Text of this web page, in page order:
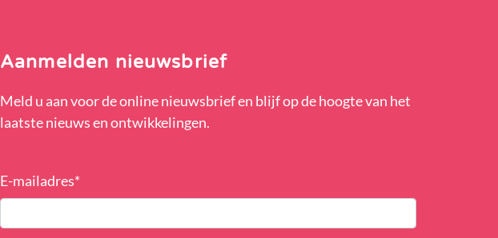
Aanmelden nieuwsbrief
Meld u aan voor de online nieuwsbrief en blijf op de hoogte van het
laatste nieuws en ontwikkelingen.
E-mailadres*